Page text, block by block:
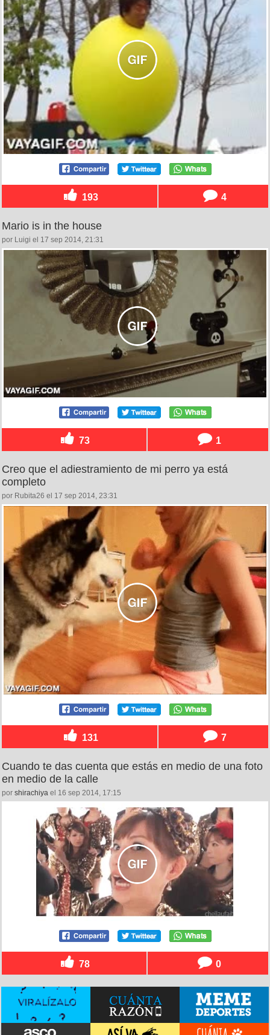
193 4
Mario is in the house
por Luigi el 17 sep 2014, 21:31
73 1
Creo que el adiestramiento de mi perro ya está
completo
por Rubita26 el 17 sep 2014, 23:31
131 7
Cuando te das cuenta que estás en medio de una foto
en medio de la calle
por shirachiya el 16 sep 2014, 17:15
78 0